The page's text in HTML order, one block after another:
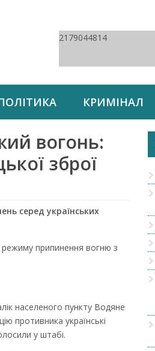
2179044814
КРИМІНАЛ
вогонь:
зброї
серед українських
припинення вогню з
населеного пункту Водяне
противника українські
у штабі.